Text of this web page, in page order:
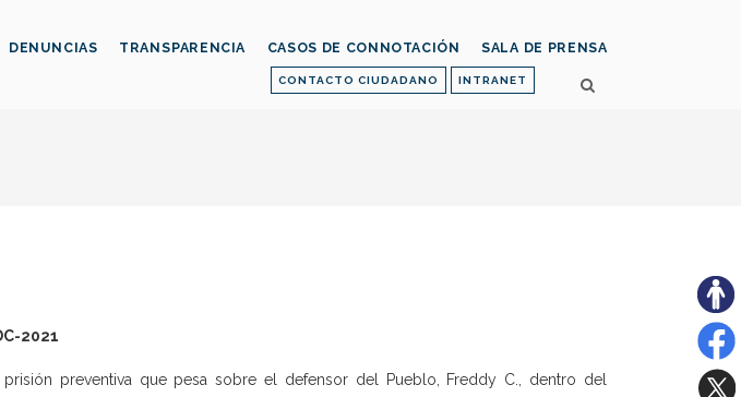
CONTACTO CIUDADANO INTRANET
DENUNCIAS TRANSPARENCIA CASOS DE CONNOTACIÓN SALA DE PRENSA
2021
preventiva que pesa sobre el defensor del Pueblo, Freddy C., dentro del